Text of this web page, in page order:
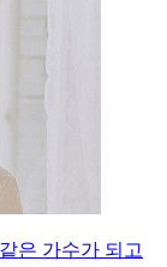
은 가수가 되고